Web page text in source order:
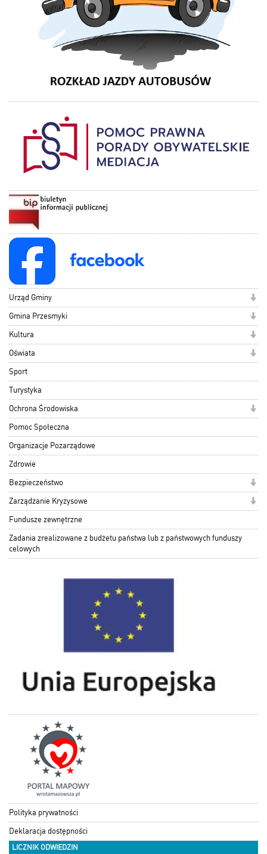
Urząd Gminy
Gmina Przesmyki
Kultura
Oświata
Sport
Turystyka
Ochrona Środowiska
Pomoc Społeczna
Organizacje Pozarządowe
Zdrowie
Bezpieczeństwo
Zarządzanie Kryzysowe
Fundusze zewnętrzne
Zadania zrealizowane z budżetu państwa lub z państwowych funduszy
celowych
Polityka prywatności
Deklaracja dostępności
LICZNIK ODWIEDZIN